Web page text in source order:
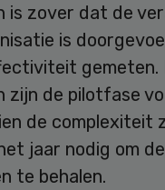
is zover dat de
is
gemeten.
zijn de pilotfase
de complexiteit
jaar nodig om de
te behalen.